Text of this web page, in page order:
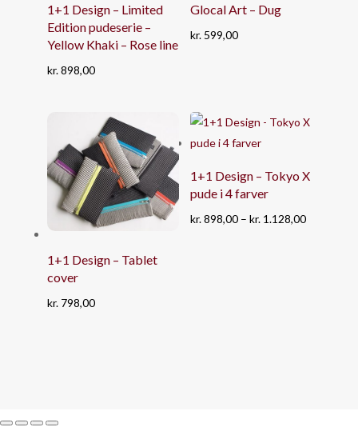
1+1 Design – Limited
Edition pudeserie –
Yellow Khaki – Rose line
kr.898,00
Glocal Art – Dug
kr.599,00
1+1 Design – Tablet
cover
kr.798,00
1+1 Design – Tokyo X
pude i 4 farver
kr.898,00 – kr.1.128,00